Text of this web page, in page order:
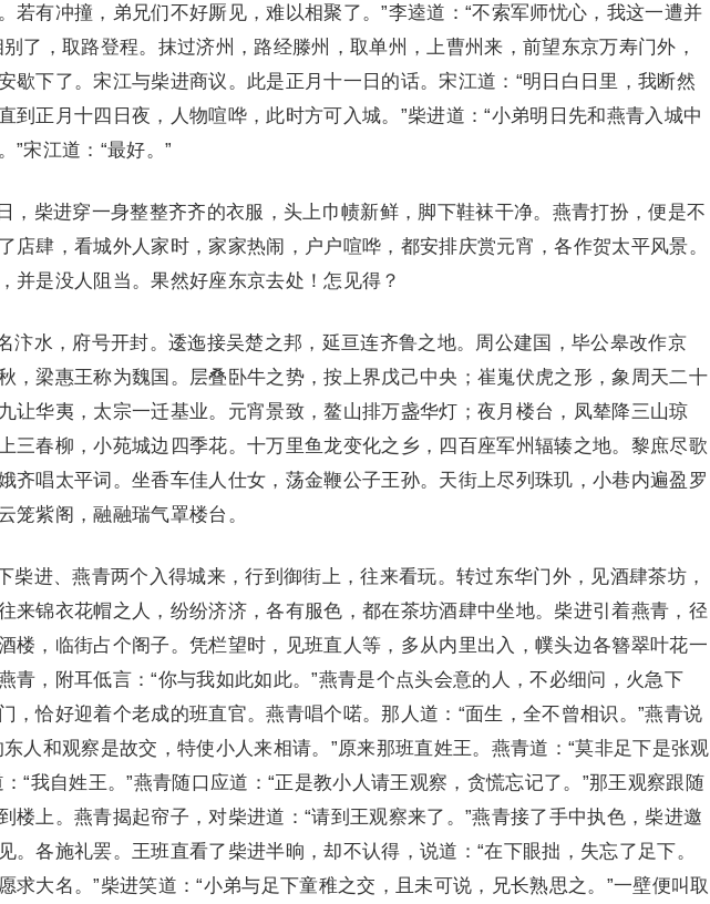
若有冲撞，弟兄们不好厮见，难以相聚了。”李逵道：“不索军师忧心，我这一遭并
别了，取路登程。抹过济州，路经滕州，取单州，上曹州来，前望东京万寿门外，
歇下了。宋江与柴进商议。此是正月十一日的话。宋江道：“明日白日里，我断然
到正月十四日夜，人物喧哗，此时方可入城。”柴进道：“小弟明日先和燕青入城中
”宋江道：“最好。”
柴进穿一身整整齐齐的衣服，头上巾帻新鲜，脚下鞋袜干净。燕青打扮，便是不
店肆，看城外人家时，家家热闹，户户喧哗，都安排庆赏元宵，各作贺太平风景。
并是没人阻当。果然好座东京去处！怎见得？
水，府号开封。逶迤接吴楚之邦，延亘连齐鲁之地。周公建国，毕公皋改作京
，梁惠王称为魏国。层叠卧牛之势，按上界戊己中央；崔嵬伏虎之形，象周天二十
让华夷，太宗一迁基业。元宵景致，鳌山排万盏华灯；夜月楼台，凤辇降三山琼
三春柳，小苑城边四季花。十万里鱼龙变化之乡，四百座军州辐辏之地。黎庶尽歌
齐唱太平词。坐香车佳人仕女，荡金鞭公子王孙。天街上尽列珠玑，小巷内遍盈罗
笼紫阁，融融瑞气罩楼台。
进、燕青两个入得城来，行到御街上，往来看玩。转过东华门外，见酒肆茶坊，
来锦衣花帽之人，纷纷济济，各有服色，都在茶坊酒肆中坐地。柴进引着燕青，径
酒楼，临街占个阁子。凭栏望时，见班直人等，多从内里出入，幞头边各簪翠叶花一
青，附耳低言：“你与我如此如此。”燕青是个点头会意的人，不必细问，火急下
，恰好迎着个老成的班直官。燕青唱个喏。那人道：“面生，全不曾相识。”燕青说
东人和观察是故交，特使小人来相请。”原来那班直姓王。燕青道：“莫非足下是张观
：“我自姓王。”燕青随口应道：“正是教小人请王观察，贪慌忘记了。”那王观察跟随
楼上。燕青揭起帘子，对柴进道：“请到王观察来了。”燕青接了手中执色，柴进邀
。各施礼罢。王班直看了柴进半晌，却不认得，说道：“在下眼拙，失忘了足下。
求大名。”柴进笑道：“小弟与足下童稚之交，且未可说，兄长熟思之。”一壁便叫取